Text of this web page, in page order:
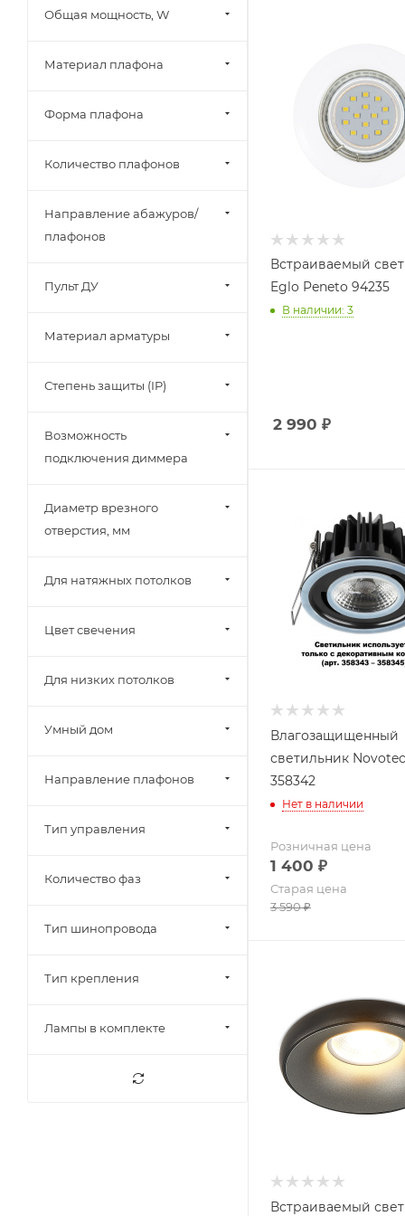
Встраиваемый
Eglo Peneto 94235
В наличии: 3
2 990 ₽
Влагозащищенный
светильник
358342
Нет в наличии
Розничная цена
1 400 ₽
Старая цена
3 590₽
Встраиваемый
Lussole (0)
Maytoni (1)
0
OPPLE (
Reccagni Angelo (
Simple Story (2)
SWG PRO (0)
SWG Standard (
Wertmark (0)
Zortes (
Общая мощность, W
Материал плафона
Форма плафона
Количество плафонов
Направление абажуров/
плафонов
Пульт ДУ
Материал арматуры
Степень защиты (IP)
Возможность
подключения диммера
Диаметр врезного
отверстия, мм
Для натяжных потолков
Цвет свечения
Для низких потолков
Умный дом
Направление плафонов
Тип управления
Количество фаз
Тип шинопровода
Тип крепления
Лампы в комплекте